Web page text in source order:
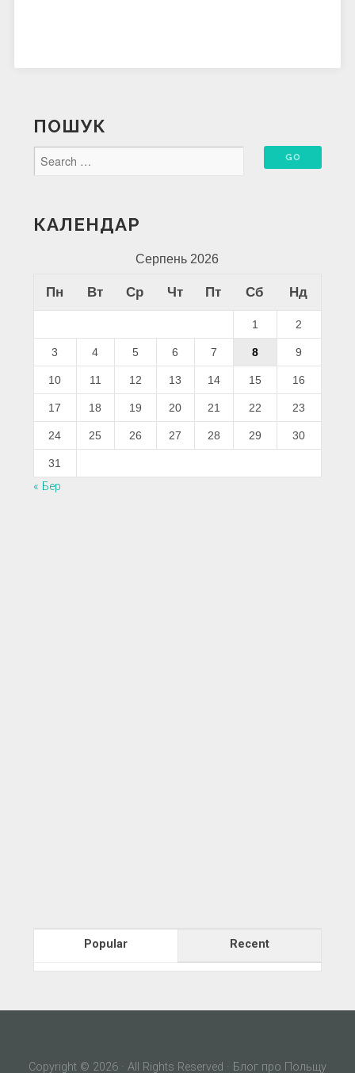
ПОШУК
КАЛЕНДАР
Серпень 2026
Пн Вт Ср Чт Пт Сб Нд
1 2
3 4 5 6 7 8 9
10 11 12 13 14 15 16
17 18 19 20 21 22 23
24 25 26 27 28 29 30
31
« Бер
Popular Recent
Copyright © 2026 · All Rights Reserved · Блог про Польщу